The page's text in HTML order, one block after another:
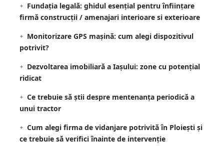
Fundația legală: ghidul esențial pentru înființare
firmă construcții / amenajari interioare si exterioare
Monitorizare GPS mașină: cum alegi dispozitivul
potrivit?
Dezvoltarea imobiliară a Iașului: zone cu potențial
ridicat
Ce trebuie să știi despre mentenanța periodică a
unui tractor
Cum alegi firma de vidanjare potrivită în Ploiești și
ce trebuie să verifici înainte de intervenție